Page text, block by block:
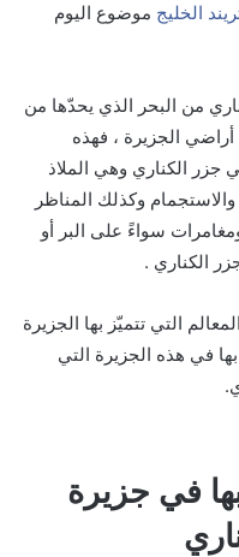
الخليج موضوع اليوم
من البحر الذي يحدّها من
أراضي الجزيرة ، فهذه
جزر الكناري وهي الملاذ
وكذلك المناظر
سواءً على البر أو
الكناري .
التي تتميّز بها الجزيرة
في هذه الجزيرة التي
في جزيرة